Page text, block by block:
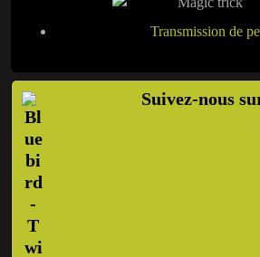
Transmission de
Suivez-nous